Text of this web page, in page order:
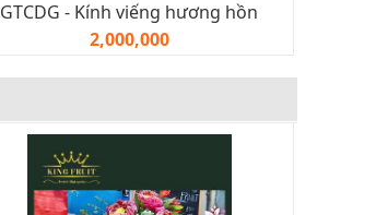
GTCDG - Kính viếng hương hồn
2,000,000